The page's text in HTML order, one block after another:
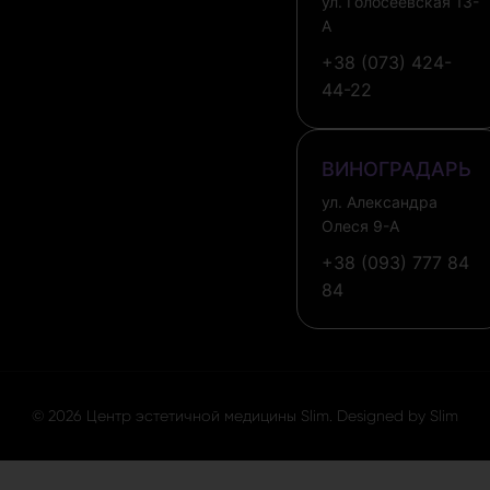
А
+38 (073) 424-
44-22
ВИНОГРАДАРЬ
ул. Александра
Олеся 9-А
+38 (093) 777 84
84
© 2026 Центр эстетичной медицины Slim. Designed by Slim